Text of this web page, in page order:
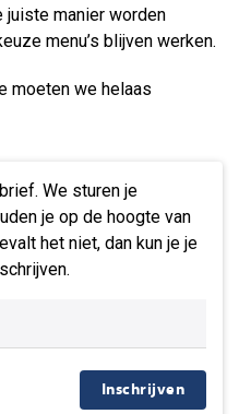
manier worden
menu’s blijven werken.
moeten we helaas
We sturen je
je op de hoogte van
het niet, dan kun je je
Inschrijven